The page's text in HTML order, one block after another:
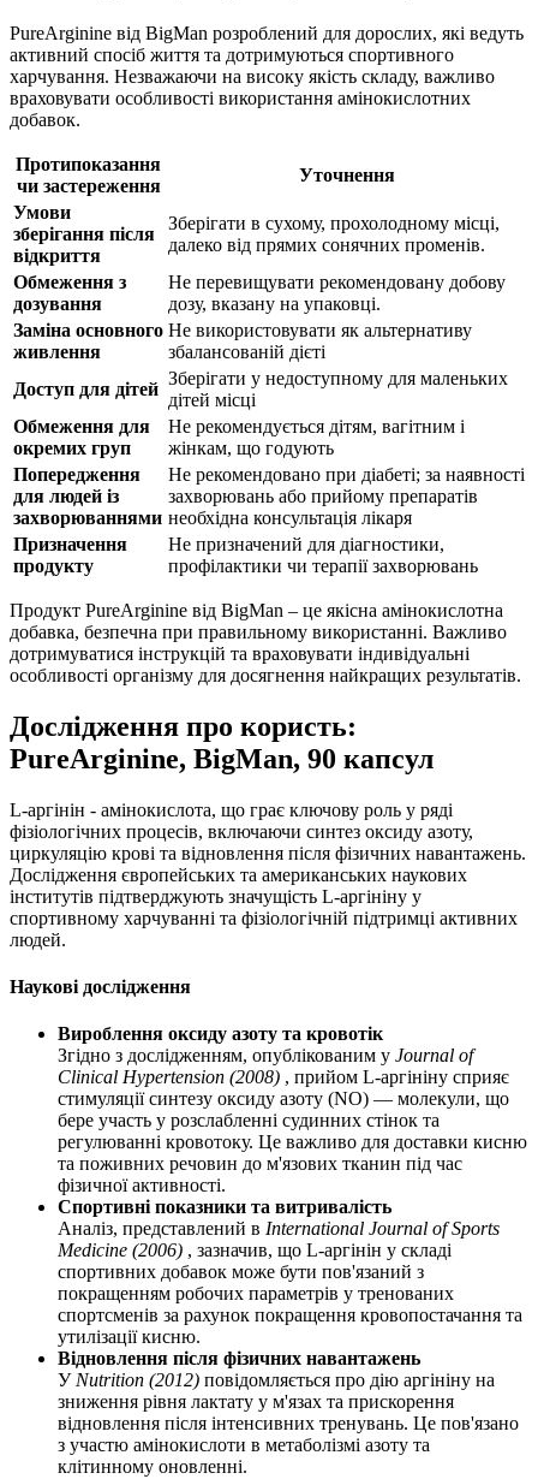
PureArginine від BigMan розроблений для дорослих, які ведуть
активний спосіб життя та дотримуються спортивного
харчування. Незважаючи на високу якість складу, важливо
враховувати особливості використання амінокислотних
добавок.
Протипоказання
чи застереження
Уточнення
Умови
зберігання після
відкриття
Зберігати в сухому, прохолодному місці,
далеко від прямих сонячних променів.
Обмеження з
дозування
Не перевищувати рекомендовану добову
дозу, вказану на упаковці.
Заміна основного
живлення
Не використовувати як альтернативу
збалансованій дієті
Доступ для дітей
Зберігати у недоступному для маленьких
дітей місці
Обмеження для
окремих груп
Не рекомендується дітям, вагітним і
жінкам, що годують
Попередження
для людей із
захворюваннями
Не рекомендовано при діабеті; за наявності
захворювань або прийому препаратів
необхідна консультація лікаря
Призначення
продукту
Не призначений для діагностики,
профілактики чи терапії захворювань
Продукт PureArginine від BigMan – це якісна амінокислотна
добавка, безпечна при правильному використанні. Важливо
дотримуватися інструкцій та враховувати індивідуальні
особливості організму для досягнення найкращих результатів.
Дослідження про користь:
PureArginine, BigMan, 90 капсул
L-аргінін - амінокислота, що грає ключову роль у ряді
фізіологічних процесів, включаючи синтез оксиду азоту,
циркуляцію крові та відновлення після фізичних навантажень.
Дослідження європейських та американських наукових
інститутів підтверджують значущість L-аргініну у
спортивному харчуванні та фізіологічній підтримці активних
людей.
Наукові дослідження
Вироблення оксиду азоту та кровотік
Згідно з дослідженням, опублікованим у Journal of
Clinical Hypertension (2008) , прийом L-аргініну сприяє
стимуляції синтезу оксиду азоту (NO) — молекули, що
бере участь у розслабленні судинних стінок та
регулюванні кровотоку. Це важливо для доставки кисню
та поживних речовин до м'язових тканин під час
фізичної активності.
Спортивні показники та витривалість
Аналіз, представлений в International Journal of Sports
Medicine (2006) , зазначив, що L-аргінін у складі
спортивних добавок може бути пов'язаний з
покращенням робочих параметрів у тренованих
спортсменів за рахунок покращення кровопостачання та
утилізації кисню.
Відновлення після фізичних навантажень
У Nutrition (2012) повідомляється про дію аргініну на
зниження рівня лактату у м'язах та прискорення
відновлення після інтенсивних тренувань. Це пов'язано
з участю амінокислоти в метаболізмі азоту та
клітинному оновленні.